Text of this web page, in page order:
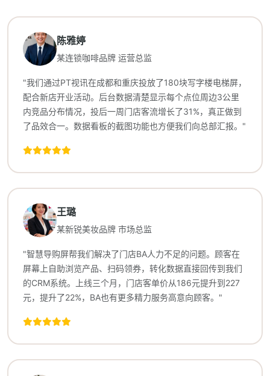
陈雅婷
某连锁咖啡品牌 运营总监
"我们通过PT视讯在成都和重庆投放了180块写字楼电梯屏，
配合新店开业活动。后台数据清楚显示每个点位周边3公里
内竞品分布情况，投后一周门店客流增长了31%，真正做到
了品效合一。数据看板的截图功能也方便我们向总部汇报。"
王璐
某新锐美妆品牌 市场总监
"智慧导购屏帮我们解决了门店BA人力不足的问题。顾客在
屏幕上自助浏览产品、扫码领券，转化数据直接回传到我们
的CRM系统。上线三个月，门店客单价从186元提升到227
元，提升了22%，BA也有更多精力服务高意向顾客。"